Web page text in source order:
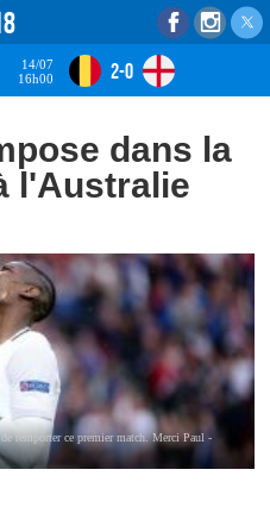
14/07
16h00
2-0
dans la
l'Australie
remporter ce premier match. Merci Paul -